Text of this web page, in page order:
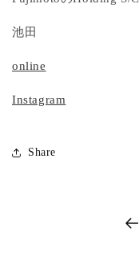
池田
online
Instagram
Share